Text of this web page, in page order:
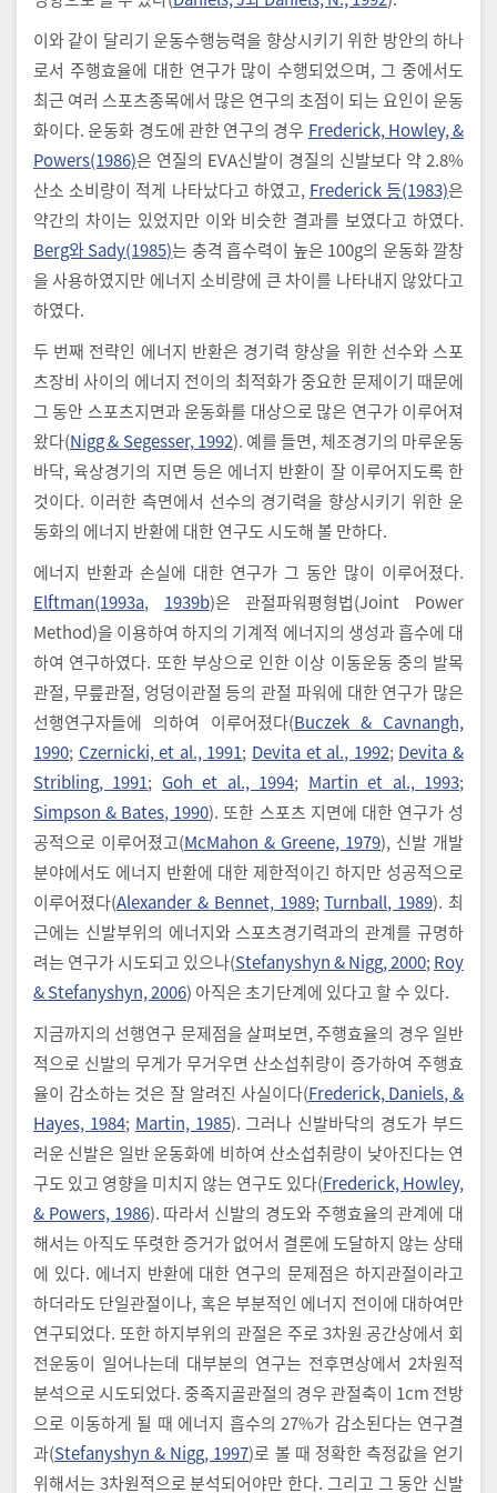
이와 같이 달리기 운동수행능력을 향상시키기 위한 방안의 하나
로서 주행효율에 대한 연구가 많이 수행되었으며, 그 중에서도
최근 여러 스포츠종목에서 많은 연구의 초점이 되는 요인이 운동
화이다. 운동화 경도에 관한 연구의 경우 Frederick, Howley, &
Powers(1986)은 연질의 EVA신발이 경질의 신발보다 약 2.8%
산소 소비량이 적게 나타났다고 하였고, Frederick 등(1983)은
약간의 차이는 있었지만 이와 비슷한 결과를 보였다고 하였다.
Berg와 Sady(1985)는 충격 흡수력이 높은 100g의 운동화 깔창
을 사용하였지만 에너지 소비량에 큰 차이를 나타내지 않았다고
하였다.
두 번째 전략인 에너지 반환은 경기력 향상을 위한 선수와 스포
츠장비 사이의 에너지 전이의 최적화가 중요한 문제이기 때문에
그 동안 스포츠지면과 운동화를 대상으로 많은 연구가 이루어져
왔다(Nigg & Segesser, 1992). 예를 들면, 체조경기의 마루운동
바닥, 육상경기의 지면 등은 에너지 반환이 잘 이루어지도록 한
것이다. 이러한 측면에서 선수의 경기력을 향상시키기 위한 운
동화의 에너지 반환에 대한 연구도 시도해 볼 만하다.
에너지 반환과 손실에 대한 연구가 그 동안 많이 이루어졌다.
Elftman(1993a, 1939b)은 관절파워평형법(Joint Power
Method)을 이용하여 하지의 기계적 에너지의 생성과 흡수에 대
하여 연구하였다. 또한 부상으로 인한 이상 이동운동 중의 발목
관절, 무릎관절, 엉덩이관절 등의 관절 파워에 대한 연구가 많은
선행연구자들에 의하여 이루어졌다(Buczek & Cavnangh,
1990; Czernicki, et al., 1991; Devita et al., 1992; Devita &
Stribling, 1991; Goh et al., 1994; Martin et al., 1993;
Simpson & Bates, 1990). 또한 스포츠 지면에 대한 연구가 성
공적으로 이루어졌고(McMahon & Greene, 1979), 신발 개발
분야에서도 에너지 반환에 대한 제한적이긴 하지만 성공적으로
이루어졌다(Alexander & Bennet, 1989;Turnball, 1989). 최
근에는 신발부위의 에너지와 스포츠경기력과의 관계를 규명하
려는 연구가 시도되고 있으나(Stefanyshyn & Nigg, 2000;Roy
& Stefanyshyn, 2006) 아직은 초기단계에 있다고 할 수 있다.
지금까지의 선행연구 문제점을 살펴보면, 주행효율의 경우 일반
적으로 신발의 무게가 무거우면 산소섭취량이 증가하여 주행효
율이 감소하는 것은 잘 알려진 사실이다(Frederick, Daniels, &
Hayes, 1984; Martin, 1985). 그러나 신발바닥의 경도가 부드
러운 신발은 일반 운동화에 비하여 산소섭취량이 낮아진다는 연
구도 있고 영향을 미치지 않는 연구도 있다(Frederick, Howley,
& Powers, 1986). 따라서 신발의 경도와 주행효율의 관계에 대
해서는 아직도 뚜렷한 증거가 없어서 결론에 도달하지 않는 상태
에 있다. 에너지 반환에 대한 연구의 문제점은 하지관절이라고
하더라도 단일관절이나, 혹은 부분적인 에너지 전이에 대하여만
연구되었다. 또한 하지부위의 관절은 주로 3차원 공간상에서 회
전운동이 일어나는데 대부분의 연구는 전후면상에서 2차원적
분석으로 시도되었다. 중족지골관절의 경우 관절축이 1cm 전방
으로 이동하게 될 때 에너지 흡수의 27%가 감소된다는 연구결
과(Stefanyshyn & Nigg, 1997)로 볼 때 정확한 측정값을 얻기
위해서는 3차원적으로 분석되어야만 한다. 그리고 그 동안 신발